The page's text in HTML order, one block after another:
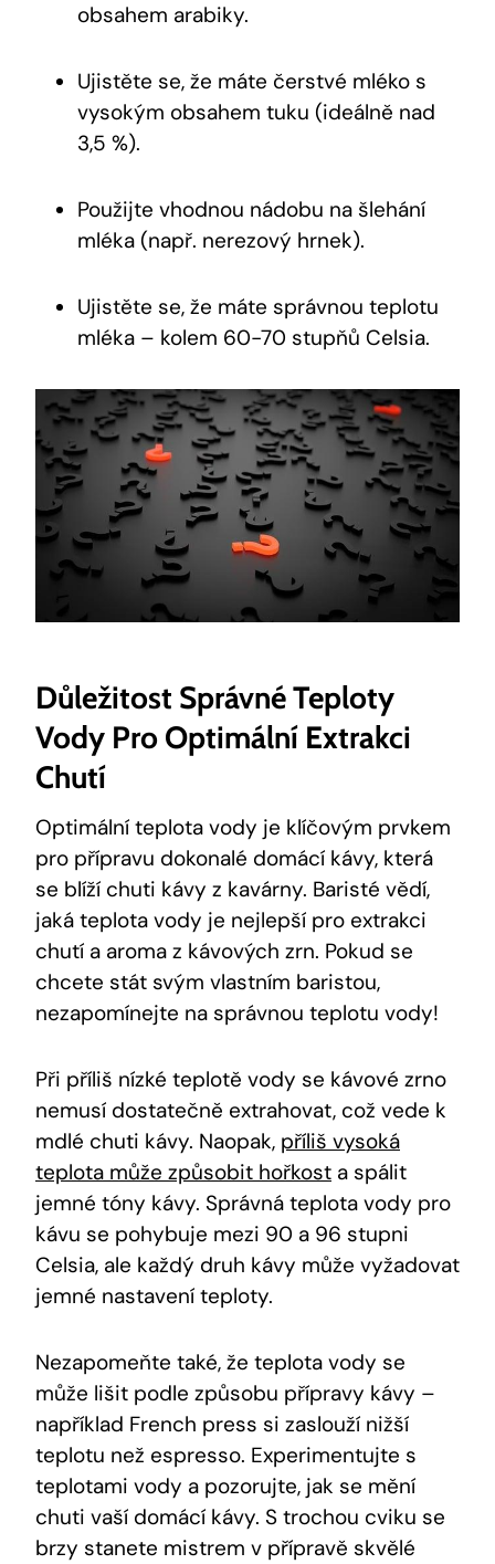
obsahem arabiky.
Ujistěte se, že máte čerstvé mléko s
vysokým obsahem tuku (ideálně nad
3,5 %).
Použijte vhodnou nádobu na šlehání
mléka (např. nerezový hrnek).
Ujistěte se, že máte správnou teplotu
mléka – kolem 60-70 stupňů Celsia.
Důležitost Správné Teploty
Vody Pro Optimální Extrakci
Chutí
Optimální teplota vody je klíčovým prvkem
pro přípravu dokonalé domácí kávy, která
se blíží chuti kávy z kavárny. Baristé vědí,
jaká teplota vody je nejlepší pro extrakci
chutí a aroma z kávových zrn. Pokud se
chcete stát svým vlastním baristou,
nezapomínejte na správnou teplotu vody!
Při příliš nízké teplotě vody se kávové zrno
nemusí dostatečně extrahovat, což vede k
mdlé chuti kávy. Naopak, příliš vysoká
teplota může způsobit hořkost a spálit
jemné tóny kávy. Správná teplota vody pro
kávu se pohybuje mezi 90 a 96 stupni
Celsia, ale každý druh kávy může vyžadovat
jemné nastavení teploty.
Nezapomeňte také, že teplota vody se
může lišit podle způsobu přípravy kávy –
například French press si zaslouží nižší
teplotu než espresso. Experimentujte s
teplotami vody a pozorujte, jak se mění
chuti vaší domácí kávy. S trochou cviku se
brzy stanete mistrem v přípravě skvělé